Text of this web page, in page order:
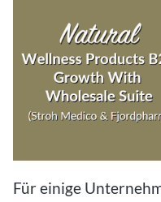
Für einige